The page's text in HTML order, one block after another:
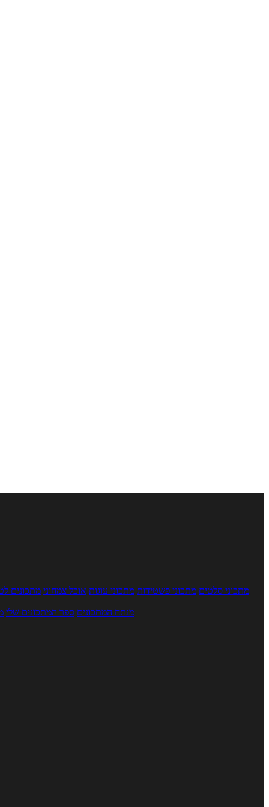
מתכוני סלטים מתכוני פשטידות מתכוני עוגות אוכל צמחוני מתכונים
מנתח המתכונים ספר המתכונים שלי